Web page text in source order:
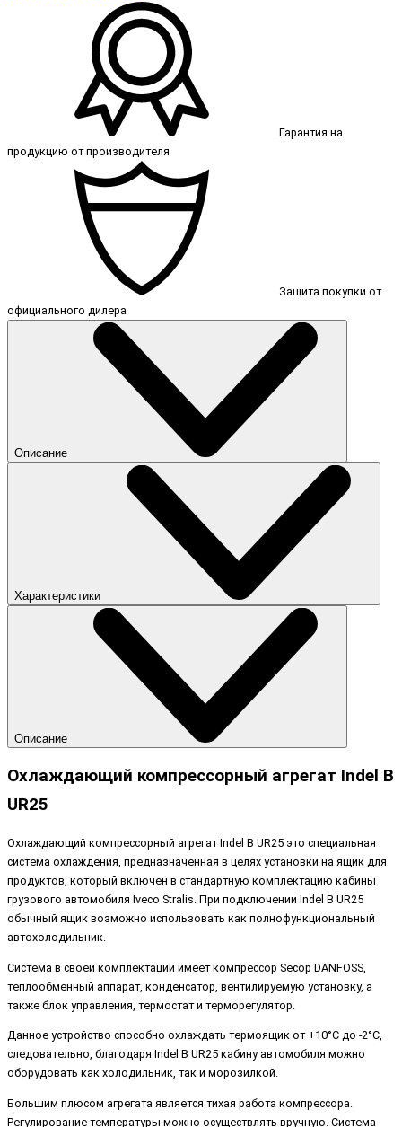
Гарантия на
продукцию от производителя
Защита покупки от
официального дилера
Описание
Характеристики
Описание
Охлаждающий компрессорный агрегат Indel B
UR25
Охлаждающий компрессорный агрегат Indel B UR25 это специальная
система охлаждения, предназначенная в целях установки на ящик для
продуктов, который включен в стандартную комплектацию кабины
грузового автомобиля Iveco Stralis. При подключении Indel B UR25
обычный ящик возможно использовать как полнофункциональный
автохолодильник.
Система в своей комплектации имеет компрессор Secop DANFOSS,
теплообменный аппарат, конденсатор, вентилируемую установку, а
также блок управления, термостат и терморегулятор.
Данное устройство способно охлаждать термоящик от +10°C до -2°C,
следовательно, благодаря Indel B UR25 кабину автомобиля можно
оборудовать как холодильник, так и морозилкой.
Большим плюсом агрегата является тихая работа компрессора.
Регулирование температуры можно осуществлять вручную. Система